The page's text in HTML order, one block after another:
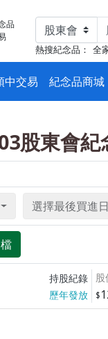
品
熱搜紀念品： 全
中交易 紀念品商城
股東會紀
選擇最後買進日
持股紀錄
歷年發放
股